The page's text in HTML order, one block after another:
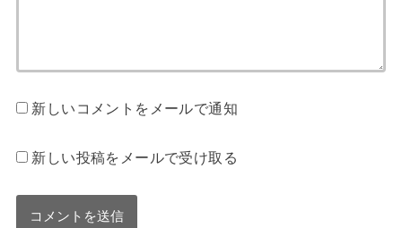
新しいコメントをメールで通知
新しい投稿をメールで受け取る